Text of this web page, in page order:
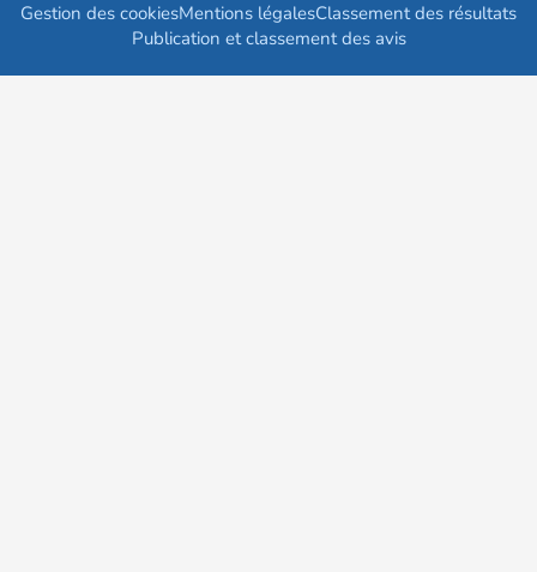
Gestion des cookiesMentions légalesClassement des résultats
Publication et classement des avis